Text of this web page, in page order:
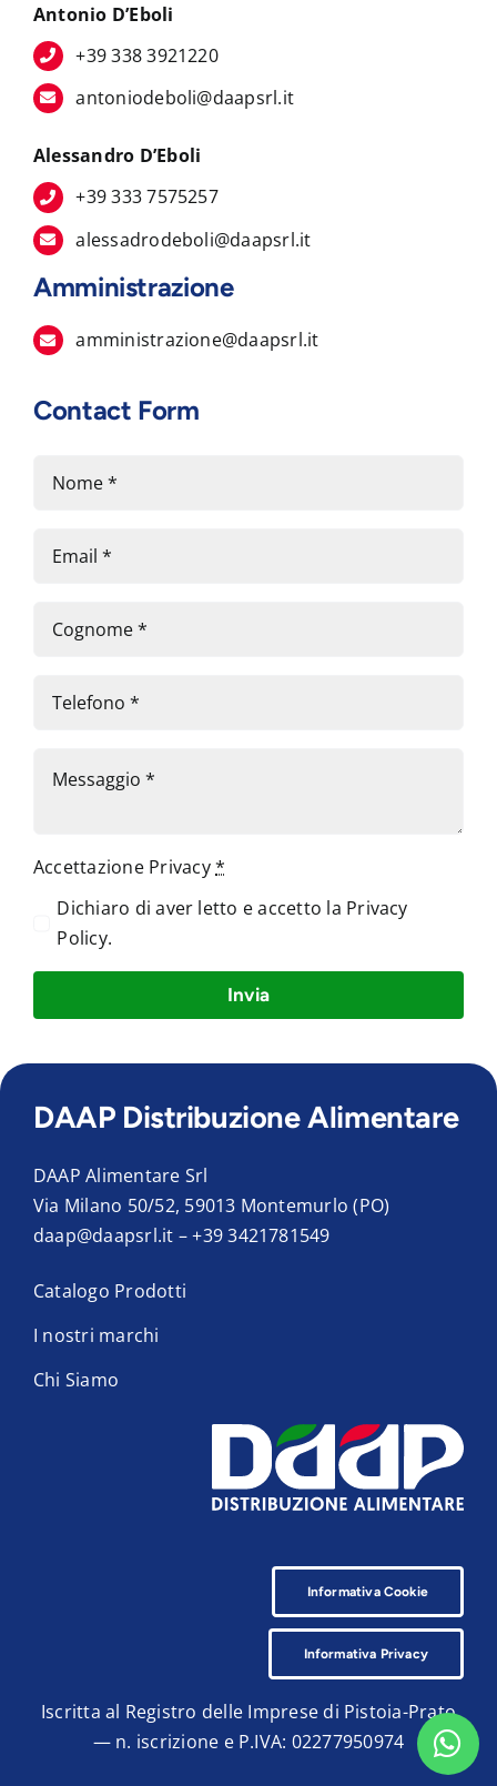
Antonio D’Eboli
+39 338 3921220
antoniodeboli@daapsrl.it
Alessandro D’Eboli
+39 333 7575257
alessadrodeboli@daapsrl.it
Amministrazione
amministrazione@daapsrl.it
Contact Form
Accettazione Privacy*
Dichiaro di aver letto e accetto la Privacy
Policy.
Invia
DAAP Distribuzione Alimentare
DAAP Alimentare Srl
Via Milano 50/52, 59013 Montemurlo (PO)
daap@daapsrl.it –+39 3421781549
Catalogo Prodotti
I nostri marchi
Chi Siamo
Informativa Cookie
Informativa Privacy
Iscritta al Registro delle Imprese di Pistoia-Prato
— n. iscrizione e P.IVA: 02277950974